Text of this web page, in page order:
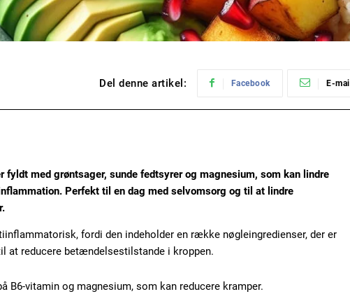
Del denne artikel: Facebook E-mail
fyldt med grøntsager, sunde fedtsyrer og magnesium, som kan lindre
Perfekt til en dag med selvomsorg og til at lindre
fordi den indeholder en række nøgleingredienser, der er
at reducere betændelsestilstande i kroppen.
B6-vitamin og magnesium, som kan reducere kramper.